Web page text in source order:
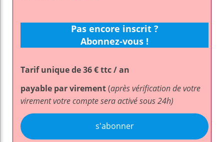
Pas encore inscrit ?
Abonnez-vous !
Tarif unique de 36 € ttc / an
payable par virement(après vérification de votre
virement votre compte sera activé sous 24h)
s'abonner